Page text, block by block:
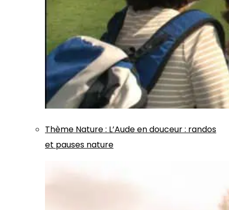
Thème Nature: L’Aude en douceur : randos
et pauses nature